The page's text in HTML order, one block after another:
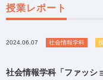
授業レポート
2024.06.07 社会情報学科
社会情報学科「ファッシ